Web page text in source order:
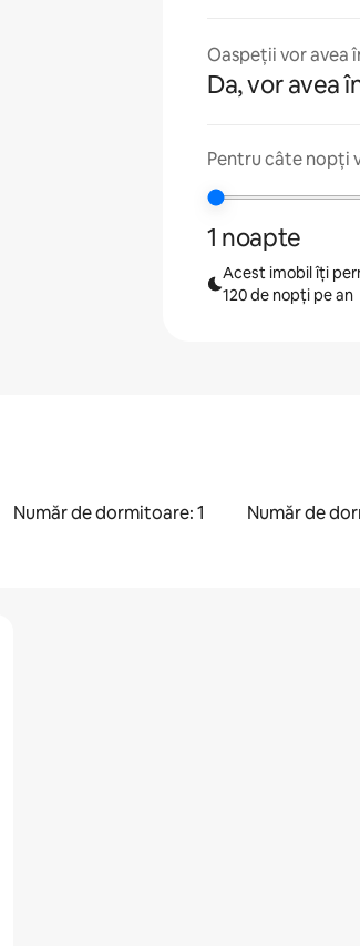
Oaspeții vor avea
Da, vor avea
Pentru câte nopți
1 noapte
Acest imobil îți
120 de nopți pe an
Număr de dormitoare: 1 Număr de